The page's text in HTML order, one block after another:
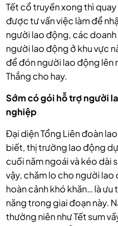
Tết cổ truyền xong thì
được tư vấn việc làm để
người lao động, các
người lao động ở khu vực
để đón người lao động lên
Thắng cho hay.
Sớm có gói hỗ trợ người
nghiệp
Đại diện Tổng Liên đoàn
biết, thị trường lao động
cuối năm ngoái và kéo dài
vậy, chăm lo cho người
hoàn cảnh khó khăn… là ưu
năng trong giai đoạn này.
thường niên như Tết sum